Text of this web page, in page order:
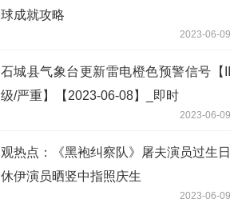
球成就攻略
2023-06-09
石城县气象台更新雷电橙色预警信号【II
级/严重】【2023-06-08】_即时
2023-06-09
观热点：《黑袍纠察队》屠夫演员过生日
休伊演员晒竖中指照庆生
2023-06-09